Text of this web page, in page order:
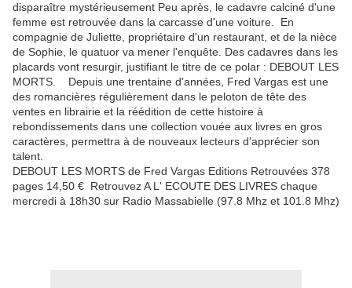
disparaître mystérieusement Peu après, le cadavre calciné d'une
femme est retrouvée dans la carcasse d'une voiture. En
compagnie de Juliette, propriétaire d'un restaurant, et de la nièce
de Sophie, le quatuor va mener l'enquête. Des cadavres dans les
placards vont resurgir, justifiant le titre de ce polar : DEBOUT LES
MORTS. Depuis une trentaine d'années, Fred Vargas est une
des romancières régulièrement dans le peloton de tête des
ventes en librairie et la réédition de cette histoire à
rebondissements dans une collection vouée aux livres en gros
caractères, permettra à de nouveaux lecteurs d'apprécier son
talent.
DEBOUT LES MORTS de Fred Vargas Editions Retrouvées 378
pages 14,50 € Retrouvez A L' ECOUTE DES LIVRES chaque
mercredi à 18h30 sur Radio Massabielle (97.8 Mhz et 101.8 Mhz)